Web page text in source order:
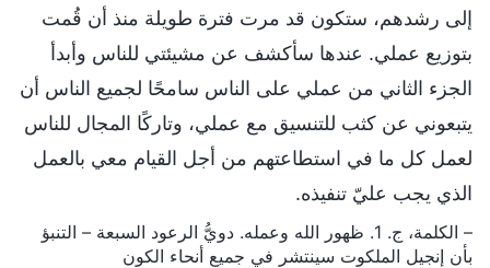
إلى رشدهم، ستكون قد مرت فترة طويلة منذ أن قُمت
بتوزيع عملي. عندها سأكشف عن مشيئتي للناس وأبدأ
الجزء الثاني من عملي على الناس سامحًا لجميع الناس أن
يتبعوني عن كثب للتنسيق مع عملي، وتاركًا المجال للناس
لعمل كل ما في استطاعتهم من أجل القيام معي بالعمل
الذي يجب عليّ تنفيذه.
– الكلمة، ج. 1. ظهور الله وعمله. دويُّ الرعود السبعة – التنبؤ
بأن إنجيل الملكوت سينتشر في جميع أنحاء الكون